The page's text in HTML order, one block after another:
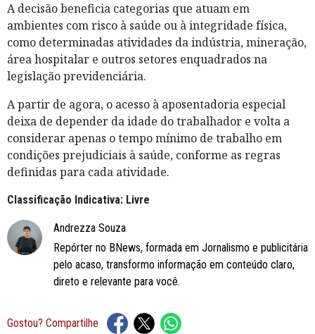
A decisão beneficia categorias que atuam em
ambientes com risco à saúde ou à integridade física,
como determinadas atividades da indústria, mineração,
área hospitalar e outros setores enquadrados na
legislação previdenciária.
A partir de agora, o acesso à aposentadoria especial
deixa de depender da idade do trabalhador e volta a
considerar apenas o tempo mínimo de trabalho em
condições prejudiciais à saúde, conforme as regras
definidas para cada atividade.
Classificação Indicativa: Livre
Andrezza Souza
Repórter no BNews, formada em Jornalismo e publicitária
pelo acaso, transformo informação em conteúdo claro,
direto e relevante para você.
Gostou? Compartilhe